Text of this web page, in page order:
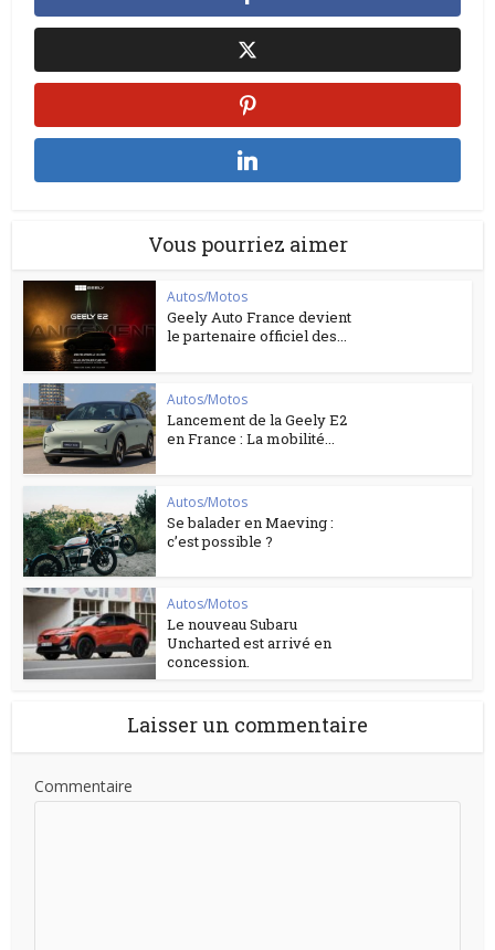
Vous pourriez aimer
Autos/Motos
Geely Auto France devient
le partenaire officiel des...
Autos/Motos
Lancement de la Geely E2
en France : La mobilité...
Autos/Motos
Se balader en Maeving :
c’est possible ?
Autos/Motos
Le nouveau Subaru
Uncharted est arrivé en
concession.
Laisser un commentaire
Commentaire